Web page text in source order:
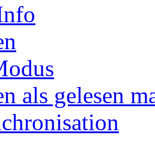
als gelesen